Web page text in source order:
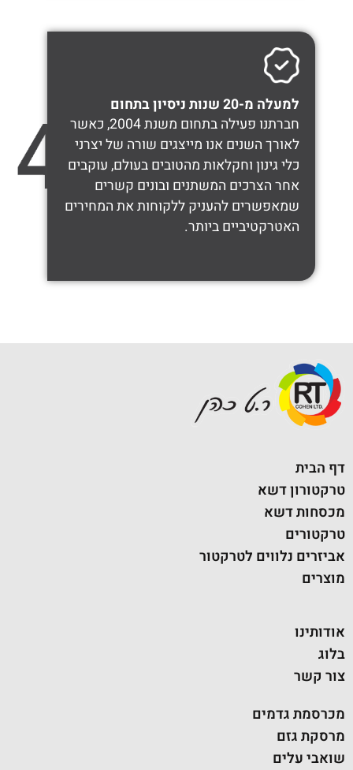
למעלה מ-20 שנות ניסיון בתחום
חברתנו פעילה בתחום משנת 2004, כאשר
לאורך השנים אנו מייצגים שורה של יצרני
כלי גינון וחקלאות מהטובים בעולם, עוקבים
אחר הצרכים המשתנים ובונים קשרים
שמאפשרים להעניק ללקוחות את המחירים
האטרקטיביים ביותר.
דף הבית
טרקטורון דשא
מכסחות דשא
טרקטורים
אביזרים נלווים לטרקטור
מוצרים
אודותינו
בלוג
צור קשר
מכרסמת גדמים
מרסקת גזם
שואבי עלים